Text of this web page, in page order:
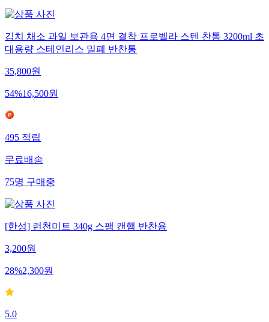
김치 채소 과일 보관용 4면 결착 프로벨라 스텐 찬통 3200ml 초
대용량 스테인리스 밀폐 반찬통
35,800원
54%16,500원
495적립
무료배송
75명구매중
[한성] 런천미트 340g 스팸 캔햄 반찬용
3,200원
28%2,300원
5.0